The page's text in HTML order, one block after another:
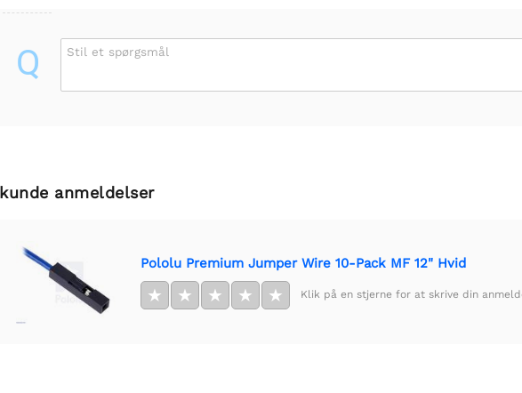
Q Stil et spørgsmål
kunde anmeldelser
Pololu Premium Jumper Wire 10-Pack MF 12" Hvid
★ ★ ★ ★ ★ Klik på en stjerne for at skrive din